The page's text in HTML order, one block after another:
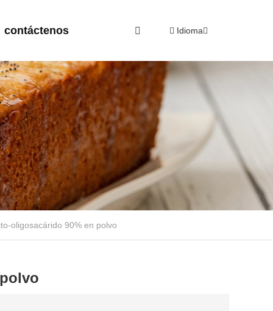
contáctenos Idioma
oligosacárido 90% en polvo